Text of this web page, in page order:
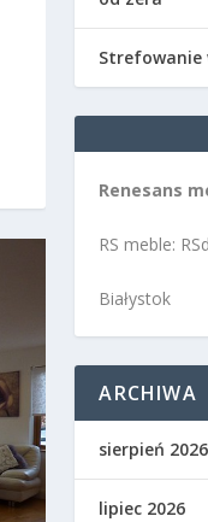
Strefowanie
Renesans
RS meble:
Białystok
ARCHIWA
sierpień 2026
lipiec 2026